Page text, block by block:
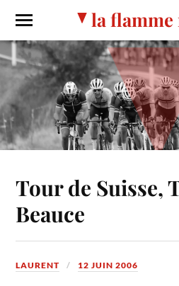
la flamme
Tour de Suisse,
Beauce
LAURENT 12 JUIN 2006